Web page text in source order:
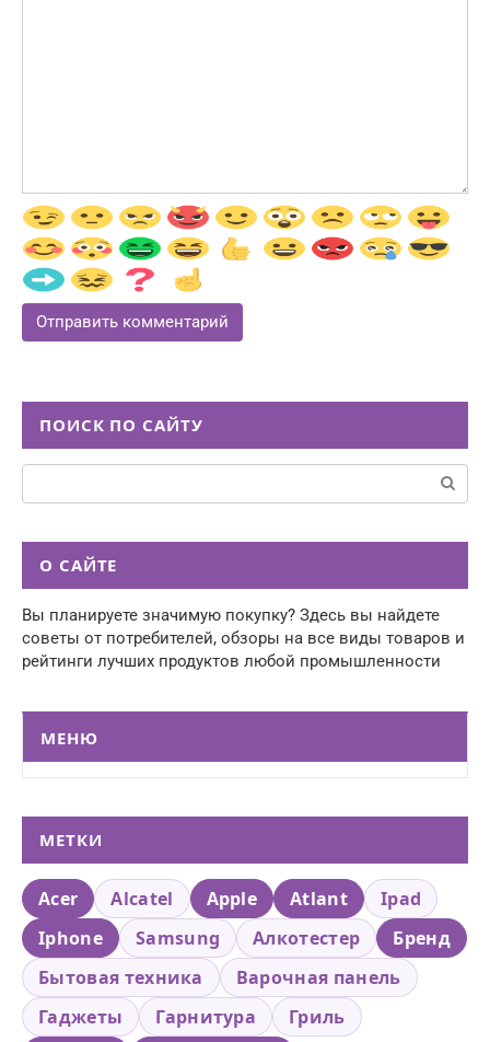
ПОИСК ПО САЙТУ
Поиск:
О САЙТЕ
Вы планируете значимую покупку? Здесь вы найдете
советы от потребителей, обзоры на все виды товаров и
рейтинги лучших продуктов любой промышленности
МЕНЮ
МЕТКИ
Acer Alcatel Apple Atlant
Ipad
Iphone
Samsung Алкотестер
Бренд
Бытовая техника
Варочная панель
Гаджеты
Гарнитура
Гриль